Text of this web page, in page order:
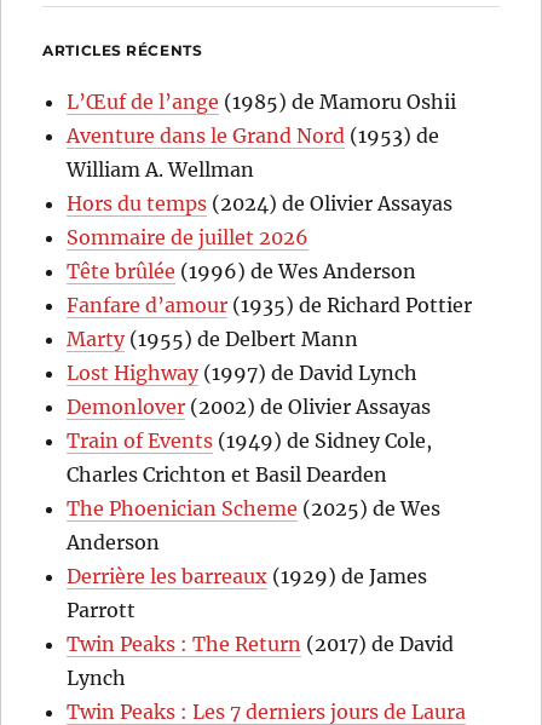
ARTICLES RÉCENTS
L’Œuf de l’ange (1985) de Mamoru Oshii
Aventure dans le Grand Nord (1953) de
William A. Wellman
Hors du temps (2024) de Olivier Assayas
Sommaire de juillet 2026
Tête brûlée (1996) de Wes Anderson
Fanfare d’amour (1935) de Richard Pottier
Marty(1955) de Delbert Mann
Lost Highway(1997) de David Lynch
Demonlover (2002) de Olivier Assayas
Train of Events (1949) de Sidney Cole,
Charles Crichton et Basil Dearden
The Phoenician Scheme (2025) de Wes
Anderson
Derrière les barreaux (1929) de James
Parrott
Twin Peaks : The Return (2017) de David
Lynch
Twin Peaks : Les 7 derniers jours de Laura